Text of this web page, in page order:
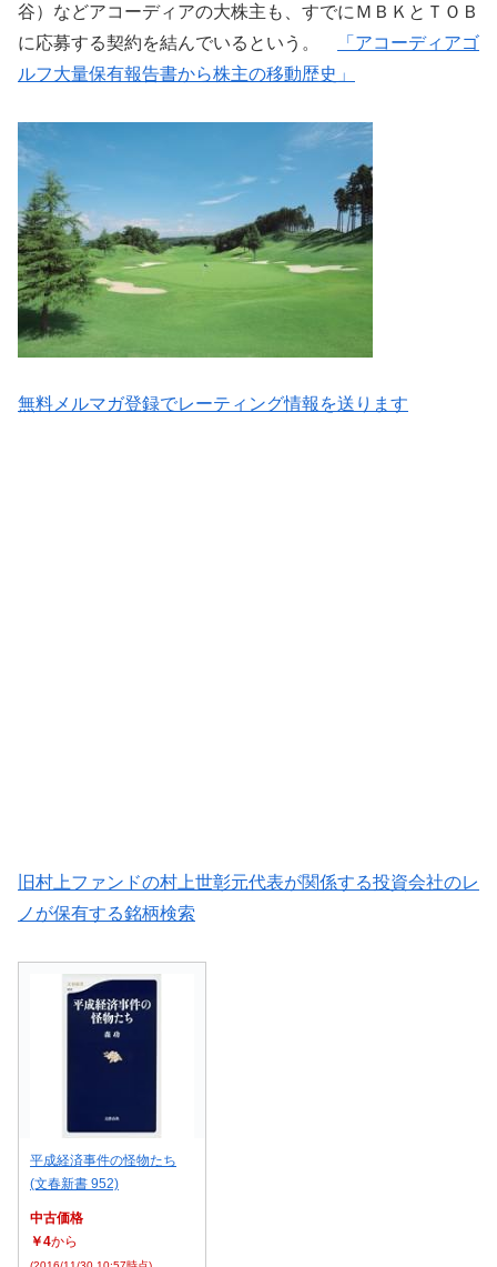
谷）などアコーディアの大株主も、すでにＭＢＫとＴＯＢ
に応募する契約を結んでいるという。
「アコーディアゴ
ルフ大量保有報告書から株主の移動歴史」
無料メルマガ登録でレーティング情報を送ります
旧村上ファンドの村上世彰元代表が関係する投資会社のレ
ノが保有する銘柄検索
平成経済事件の怪物たち
(文春新書 952)
中古価格
￥4から